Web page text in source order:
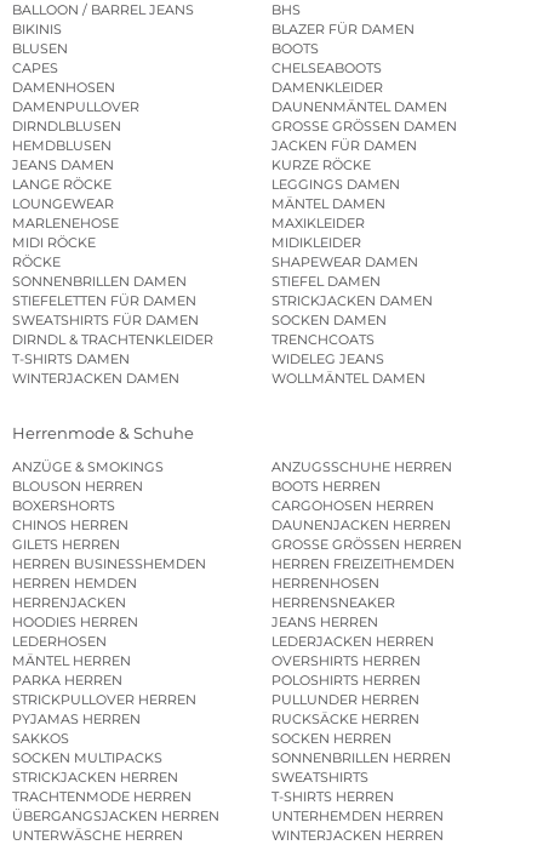
BALLOON / BARREL JEANS
BHS
BIKINIS
BLAZER FÜR DAMEN
BLUSEN
BOOTS
CAPES
CHELSEABOOTS
DAMENHOSEN
DAMENKLEIDER
DAMENPULLOVER
DAUNENMÄNTEL DAMEN
DIRNDLBLUSEN
GROSSE GRÖSSEN DAMEN
HEMDBLUSEN
JACKEN FÜR DAMEN
JEANS DAMEN
KURZE RÖCKE
LANGE RÖCKE
LEGGINGS DAMEN
LOUNGEWEAR
MÄNTEL DAMEN
MARLENEHOSE
MAXIKLEIDER
MIDI RÖCKE
MIDIKLEIDER
RÖCKE
SHAPEWEAR DAMEN
SONNENBRILLEN DAMEN
STIEFEL DAMEN
STIEFELETTEN FÜR DAMEN
STRICKJACKEN DAMEN
SWEATSHIRTS FÜR DAMEN
SOCKEN DAMEN
DIRNDL & TRACHTENKLEIDER
TRENCHCOATS
T-SHIRTS DAMEN
WIDELEG JEANS
WINTERJACKEN DAMEN
WOLLMÄNTEL DAMEN
Herrenmode & Schuhe
ANZÜGE & SMOKINGS
ANZUGSSCHUHE HERREN
BLOUSON HERREN
BOOTS HERREN
BOXERSHORTS
CARGOHOSEN HERREN
CHINOS HERREN
DAUNENJACKEN HERREN
GILETS HERREN
GROSSE GRÖSSEN HERREN
HERREN BUSINESSHEMDEN
HERREN FREIZEITHEMDEN
HERREN HEMDEN
HERRENHOSEN
HERRENJACKEN
HERRENSNEAKER
HOODIES HERREN
JEANS HERREN
LEDERHOSEN
LEDERJACKEN HERREN
MÄNTEL HERREN
OVERSHIRTS HERREN
PARKA HERREN
POLOSHIRTS HERREN
STRICKPULLOVER HERREN
PULLUNDER HERREN
PYJAMAS HERREN
RUCKSÄCKE HERREN
SAKKOS
SOCKEN HERREN
SOCKEN MULTIPACKS
SONNENBRILLEN HERREN
STRICKJACKEN HERREN
SWEATSHIRTS
TRACHTENMODE HERREN
T-SHIRTS HERREN
ÜBERGANGSJACKEN HERREN
UNTERHEMDEN HERREN
UNTERWÄSCHE HERREN
WINTERJACKEN HERREN